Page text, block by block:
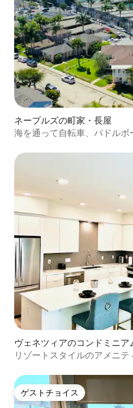
ネープルズの町家・長屋
海を通って自転車、パドルボ
ヴェネツィアのコンドミニア
リゾートスタイルのアメニ
ゲストチョイス
ゲストチョイス